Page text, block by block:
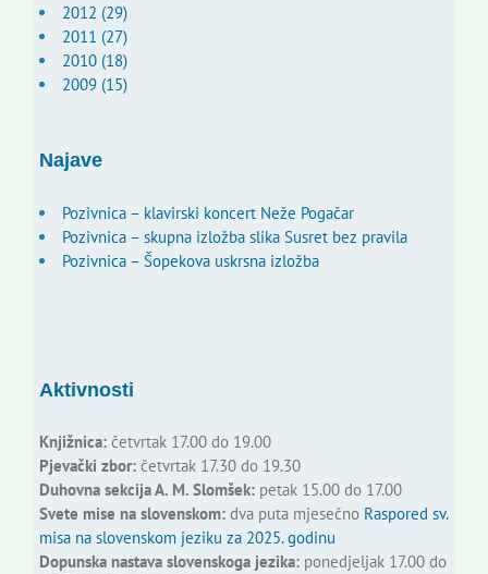
2012 (29)
2011 (27)
2010 (18)
2009 (15)
Najave
Pozivnica – klavirski koncert Neže Pogačar
Pozivnica – skupna izložba slika Susret bez pravila
Pozivnica – Šopekova uskrsna izložba
Aktivnosti
Knjižnica:četvrtak 17.00 do 19.00
Pjevački zbor:četvrtak 17.30 do 19.30
Duhovna sekcija A. M. Slomšek:petak 15.00 do 17.00
Svete mise na slovenskom:dva puta mjesečno Raspored sv.
misa na slovenskom jeziku za 2025. godinu
Dopunska nastava slovenskoga jezika:ponedjeljak 17.00 do